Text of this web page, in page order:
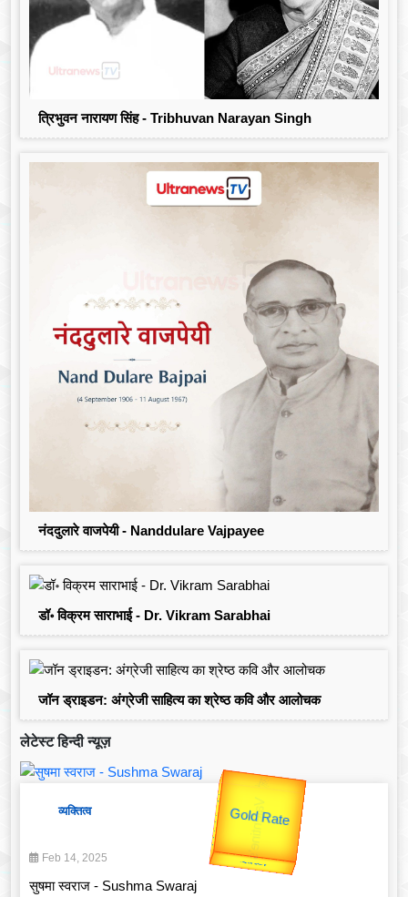
त्रिभुवन नारायण सिंह - Tribhuvan Narayan Singh
नंददुलारे वाजपेयी - Nanddulare Vajpayee
डॉ॰ विक्रम साराभाई - Dr. Vikram Sarabhai
जॉन ड्राइडन: अंग्रेजी साहित्य का श्रेष्ठ कवि और आलोचक
लेटेस्ट हिन्दी न्यूज़
व्यक्तित्व
Feb 14, 2025
सुषमा स्वराज - Sushma Swaraj
उप प्रधानमंत्री
Valentine's
उपराष्ट्रपति
यात्रा
Gold Rate unTV Special